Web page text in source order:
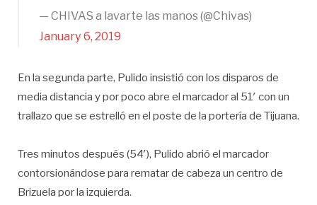
— CHIVAS a lavarte las manos (@Chivas)
January 6, 2019
En la segunda parte, Pulido insistió con los disparos de
media distancia y por poco abre el marcador al 51′ con un
trallazo que se estrelló en el poste de la portería de Tijuana.
Tres minutos después (54′), Pulido abrió el marcador
contorsionándose para rematar de cabeza un centro de
Brizuela por la izquierda.